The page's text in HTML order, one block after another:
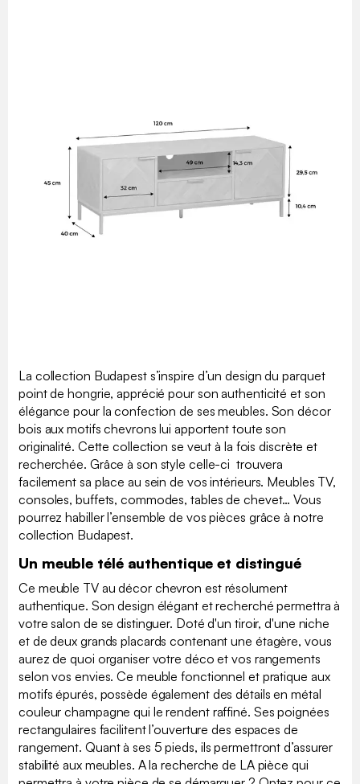
La collection Budapest s’inspire d’un design du parquet
point de hongrie, apprécié pour son authenticité et son
élégance pour la confection de ses meubles. Son décor
bois aux motifs chevrons lui apportent toute son
originalité. Cette collection se veut à la fois discrète et
recherchée. Grâce à son style celle-ci trouvera
facilement sa place au sein de vos intérieurs. Meubles TV,
consoles, buffets, commodes, tables de chevet… Vous
pourrez habiller l’ensemble de vos pièces grâce à notre
collection Budapest.
Un meuble télé authentique et distingué
Ce meuble TV au décor chevron est résolument
authentique. Son design élégant et recherché permettra à
votre salon de se distinguer. Doté d'un tiroir, d'une niche
et de deux grands placards contenant une étagère, vous
aurez de quoi organiser votre déco et vos rangements
selon vos envies. Ce meuble fonctionnel et pratique aux
motifs épurés, possède également des détails en métal
couleur champagne qui le rendent raffiné. Ses poignées
rectangulaires facilitent l’ouverture des espaces de
rangement. Quant à ses 5 pieds, ils permettront d’assurer
stabilité aux meubles. A la recherche de LA pièce qui